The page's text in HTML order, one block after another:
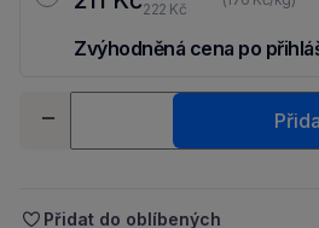
222 Kč
Zvýhodněná cena po
-
Přidat do oblíbených